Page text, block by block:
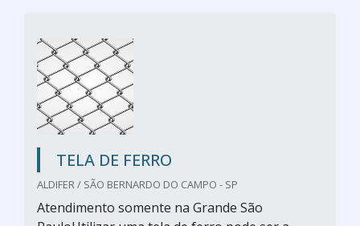
TELA DE FERRO
ALDIFER / SÃO BERNARDO DO CAMPO - SP
Atendimento somente na Grande São